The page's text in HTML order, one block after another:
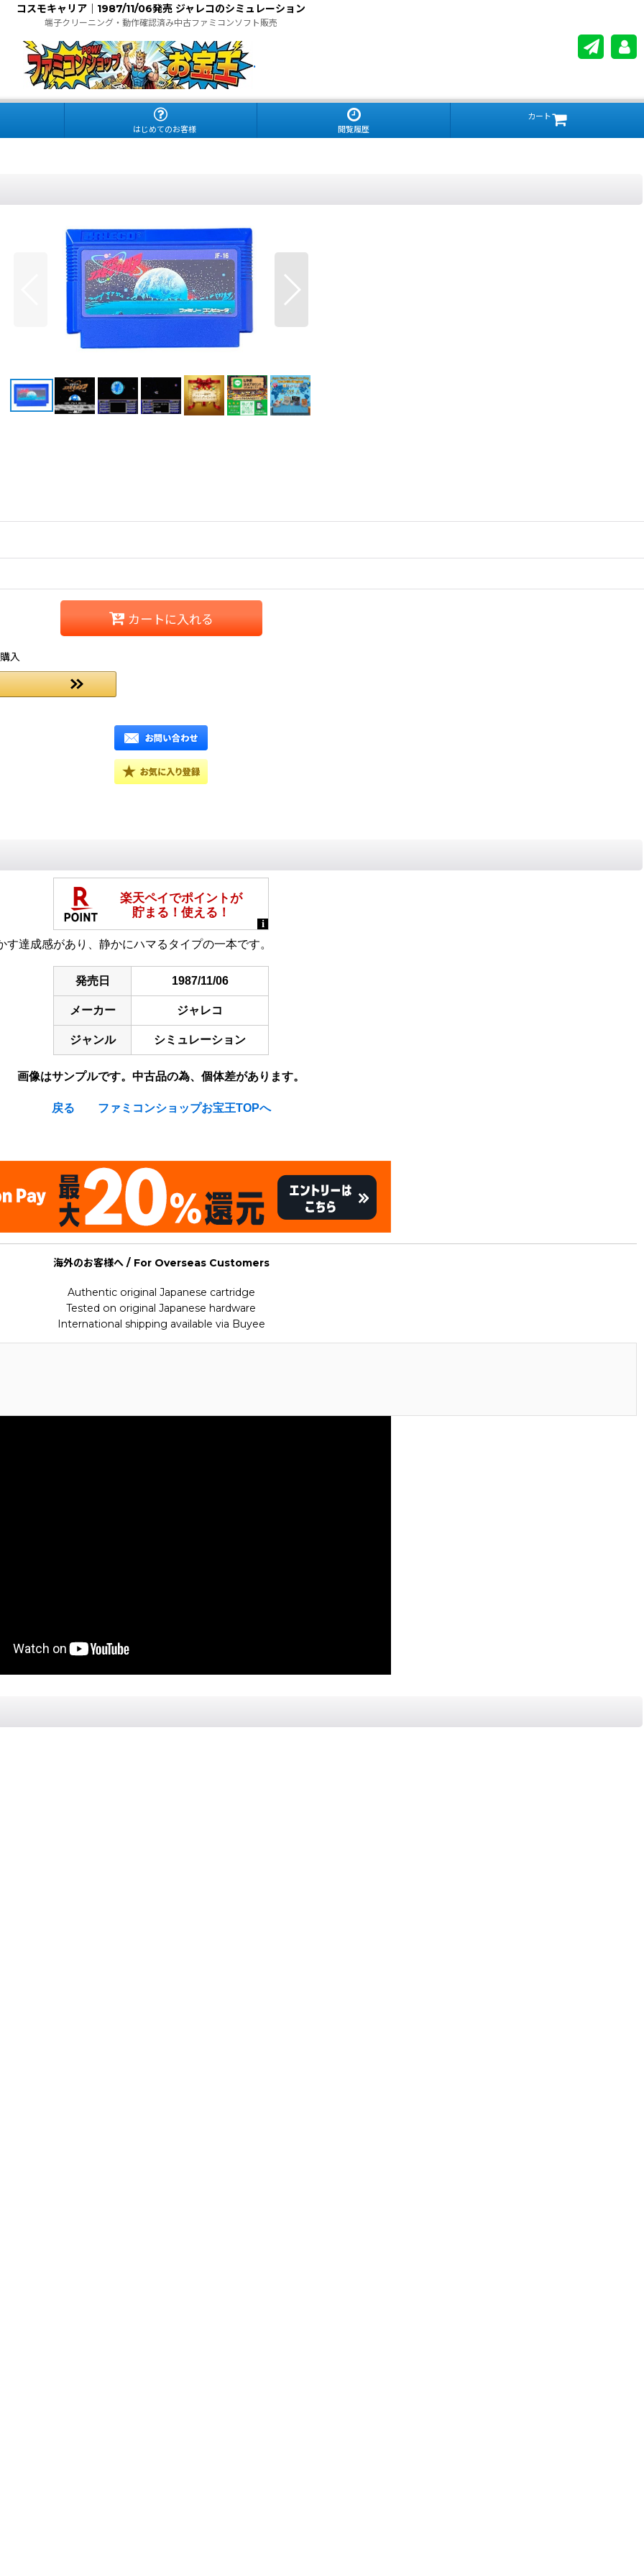
コスモキャリア｜1987/11/06発売 ジャレコのシミュレーション
端子クリーニング・動作確認済み中古ファミコンソフト販売
.
はじめてのお客様 閲覧履歴
カート
カートに入れる
入
達成感があり、静かにハマるタイプの一本です。
発売日 1987/11/06
メーカー ジャレコ
ジャンル シミュレーション
画像はサンプルです。中古品の為、個体差があります。
戻る ファミコンショップお宝王TOPへ
海外のお客様へ / For Overseas Customers
Authentic original Japanese cartridge
Tested on original Japanese hardware
International shipping available via Buyee